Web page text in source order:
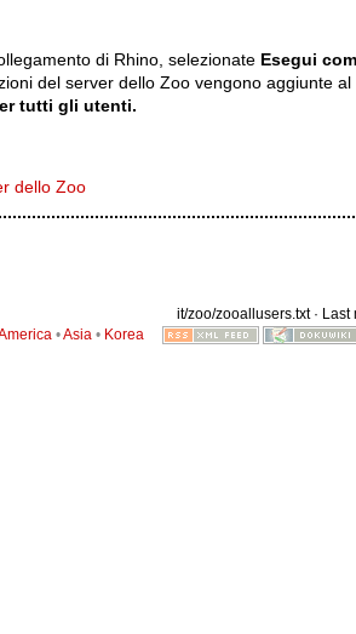
di Rhino, selezionate Esegui
del server dello Zoo vengono aggiunte
tutti gli utenti.
dello Zoo
it/zoo/zooallusers.txt· Last
•Asia• Korea